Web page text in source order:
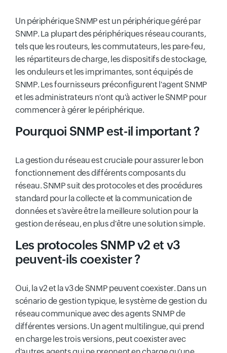
Un périphérique SNMP est un périphérique géré par
SNMP. La plupart des périphériques réseau courants,
tels que les routeurs, les commutateurs, les pare-feu,
les répartiteurs de charge, les dispositifs de stockage,
les onduleurs et les imprimantes, sont équipés de
SNMP. Les fournisseurs préconfigurent l'agent SNMP
et les administrateurs n'ont qu'à activer le SNMP pour
commencer à gérer le périphérique.
Pourquoi SNMP est-il important ?
La gestion du réseau est cruciale pour assurer le bon
fonctionnement des différents composants du
réseau. SNMP suit des protocoles et des procédures
standard pour la collecte et la communication de
données et s'avère être la meilleure solution pour la
gestion de réseau, en plus d'être une solution simple.
Les protocoles SNMP v2 et v3
peuvent-ils coexister ?
Oui, la v2 et la v3 de SNMP peuvent coexister. Dans un
scénario de gestion typique, le système de gestion du
réseau communique avec des agents SNMP de
différentes versions. Un agent multilingue, qui prend
en charge les trois versions, peut coexister avec